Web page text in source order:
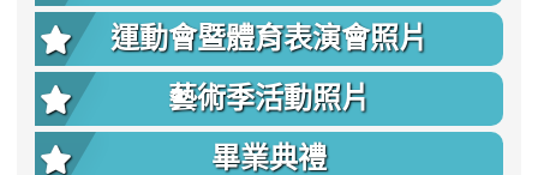
運動會暨體育表演會照片
藝術季活動照片
畢業典禮